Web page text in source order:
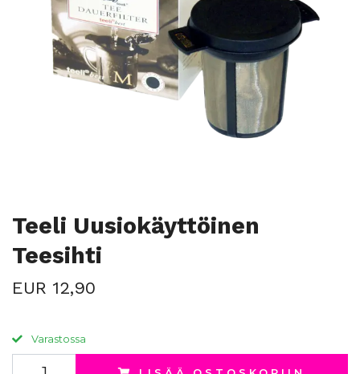
Teeli Uusiokäyttöinen
Teesihti
EUR 12,90
Varastossa